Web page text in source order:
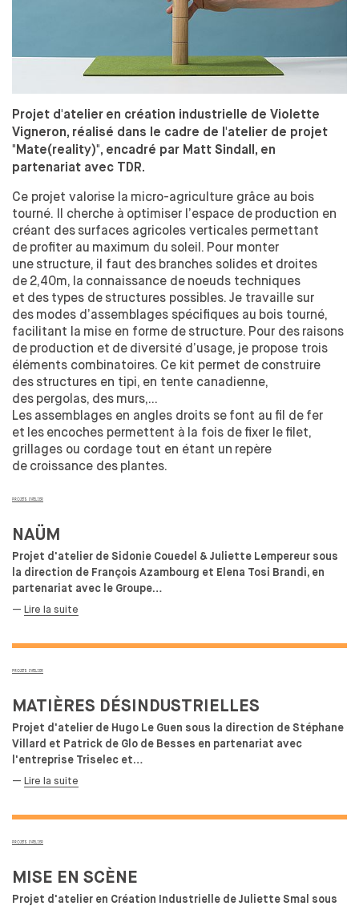
DÉVELOPPEMENT DURABLE
FORMATIONS
CRÉATEUR INDUSTRIEL
LES PARTENARIATS ACADÉMIQUES
DIPLÔME
PROFESSIONNALISATION
DESIGNER TEXTILE
PARCOURS
DIPLÔME
PROFESSIONNALISATION
FORMATION TOUT AU LONG DE LA VIE
RECHERCHE
LE CENTRE DE RECHERCHE EN DESIGN
DOCTORAT EN DESIGN
LE MASTER 2 RECHERCHE EN DESIGN
CHAIRE S'ENTENDRE
PARTENAIRES
L’ENTREPRISE AU CŒUR DE L’ÉCOLE
LES MODALITÉS DE PARTENARIATS
MÉCÉNAT
INTERNATIONAL
OUVERTURE SUR LE MONDE
ÉCHANGES ACADÉMIQUES INTERNATIONAUX ENTRANTS
MEDES UNE SPÉCIFICITÉ
ÉTABLI LE PODCAST DE L'ENSCI-LES
ATELIERS
Projet d'atelier en création industrielle de Violette
Vigneron, réalisé dans le cadre de l'atelier de projet
"Mate(reality)", encadré par Matt Sindall, en
partenariat avec TDR.
Ce projet valorise la micro-agriculture grâce au bois
tourné. Il cherche à optimiser l’espace de production en
créant des surfaces agricoles verticales permettant
de profiter au maximum du soleil. Pour monter
une structure, il faut des branches solides et droites
de 2,40m, la connaissance de noeuds techniques
et des types de structures possibles. Je travaille sur
des modes d’assemblages spécifiques au bois tourné,
facilitant la mise en forme de structure. Pour des raisons
de production et de diversité d’usage, je propose trois
éléments combinatoires. Ce kit permet de construire
des structures en tipi, en tente canadienne,
des pergolas, des murs,...
Les assemblages en angles droits se font au fil de fer
et les encoches permettent à la fois defixer lefilet,
grillages ou cordage tout en étant un repère
de croissance des plantes.
PROJETS D’ATELIER
NAÜM
Projet d'atelier de Sidonie Couedel & Juliette Lempereur sous
la direction de François Azambourg et Elena Tosi Brandi, en
partenariat avec le Groupe…
— Lire la suite
PROJETS D’ATELIER
MATIÈRES DÉSINDUSTRIELLES
Projet d'atelier de Hugo Le Guen sous la direction de Stéphane
Villard et Patrick de Glo de Besses en partenariat avec
l'entreprise Triselec et…
— Lire la suite
PROJETS D’ATELIER
MISE EN SCÈNE
Projet d'atelier en Création Industrielle de Juliette Smal sous